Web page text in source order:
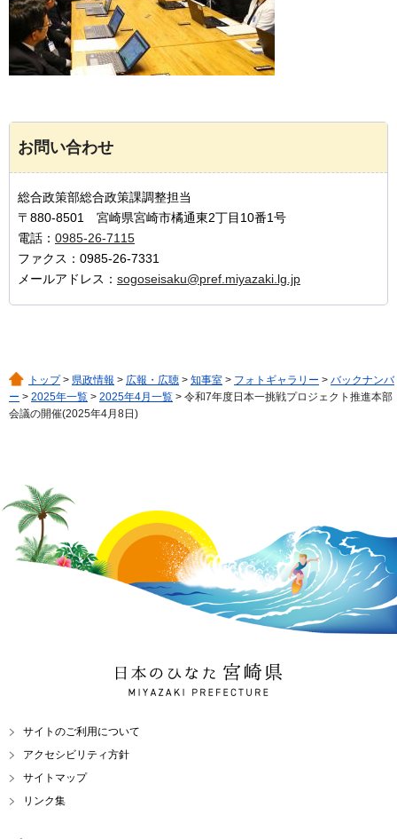
お問い合わせ
総合政策部総合政策課調整担当
〒880-8501 宮崎県宮崎市橘通東2丁目10番1号
電話： 0985-26-7115
ファクス：0985-26-7331
メールアドレス： sogoseisaku@pref.miyazaki.lg.jp
トップ> 県政情報 > 広報・広聴 > 知事室 > フォトギャラリー > バックナンバ
ー > 2025年一覧 > 2025年4月一覧 > 令和7年度日本一挑戦プロジェクト推進本部
会議の開催(2025年4月8日)
日本のひなた 宮崎県
MIYAZAKI PREFECTURE
サイトのご利用について
アクセシビリティ方針
サイトマップ
リンク集